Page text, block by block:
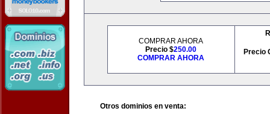
COMPRAR AHORA
Precio $250.00
COMPRAR AHORA
Precio
Otros dominios en venta: